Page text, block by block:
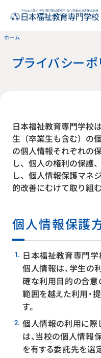
ホーム
プライバシーポ
日本福祉教育専門学校
生（卒業生も含む）の
の個人情報それぞれの
し、個人の権利の保護
し、個人情報保護マネ
的改善にむけて取り組
個人情報保護
日本福祉教育専門
個人情報は、学生の
確な利用目的の合意
範囲を越えた利用・
す。
個人情報の利用に際
は、当校の個人情報
を有する委託先を選